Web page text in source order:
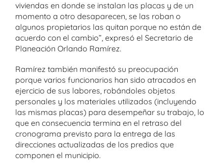
viviendas en donde se instalan las placas y de un
momento a otro desaparecen, se las roban o
algunos propietarios las quitan porque no están de
acuerdo con el cambio”, expresó el Secretario de
Planeación Orlando Ramírez.
Ramírez también manifestó su preocupación
porque varios funcionarios han sido atracados en
ejercicio de sus labores, robándoles objetos
personales y los materiales utilizados (incluyendo
las mismas placas) para desempeñar su trabajo, lo
que en consecuencia termina en el retraso del
cronograma previsto para la entrega de las
direcciones actualizadas de los predios que
componen el municipio.